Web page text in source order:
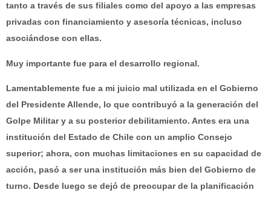
tanto a través de sus filiales como del apoyo a las empresas
privadas con financiamiento y asesoría técnicas, incluso
asociándose con ellas.
Muy importante fue para el desarrollo regional.
Lamentablemente fue a mi juicio mal utilizada en el Gobierno
del Presidente Allende, lo que contribuyó a la generación del
Golpe Militar y a su posterior debilitamiento. Antes era una
institución del Estado de Chile con un amplio Consejo
superior; ahora, con muchas limitaciones en su capacidad de
acción, pasó a ser una institución más bien del Gobierno de
turno. Desde luego se dejó de preocupar de la planificación